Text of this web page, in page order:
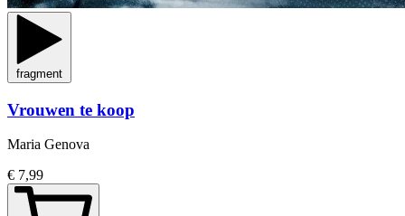
fragment
Vrouwen te koop
Maria Genova
€ 7,99